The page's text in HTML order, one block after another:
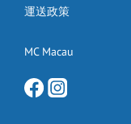
運送政策
MC Macau